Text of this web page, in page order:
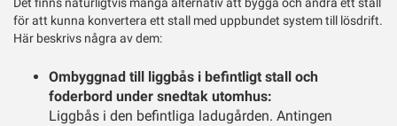
Det finns naturligtvis många alternativ att bygga och ändra ett stall
för att kunna konvertera ett stall med uppbundet system till lösdrift.
Här beskrivs några av dem:
Ombyggnad till liggbås i befintligt stall och
foderbord under snedtak utomhus:
Liggbås i den befintliga ladugården. Antingen